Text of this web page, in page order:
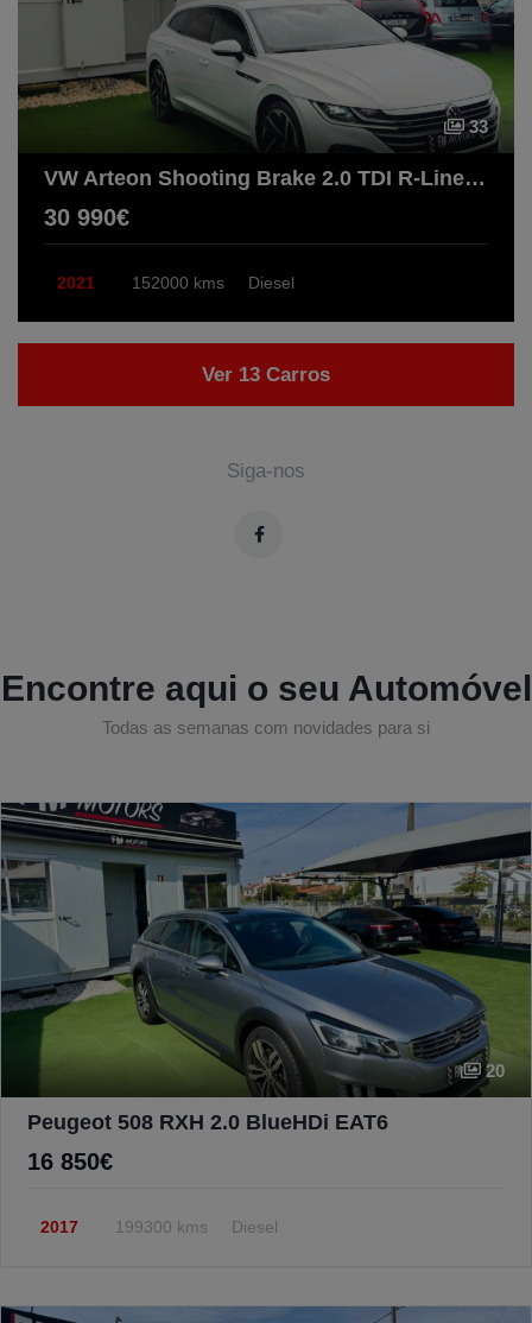
33
VW Arteon Shooting Brake 2.0 TDI R-Line DSG
30 990€
2021 152000 kms Diesel
Siga-nos
Ver 13 Carros
Encontre aqui o seu Automóvel
Todas as semanas com novidades para si
20
Peugeot 508 RXH 2.0 BlueHDi EAT6
16 850€
2017 199300 kms Diesel